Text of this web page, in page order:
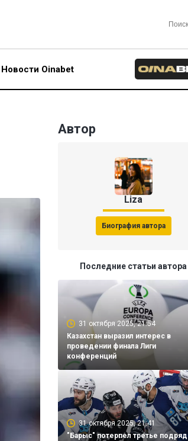
Новости Oinabet
Автор
Liza
Биография автора
Последние статьи автора
31 октября 2025, 21:54
Казахстан выразил интерес в
проведении финала Лиги
конференций
31 октября 2025, 21:41
"Барыс" потерпел третье подряд